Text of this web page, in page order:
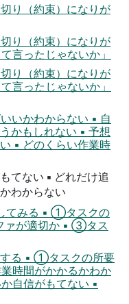
り（約束）になりが
り（約束）になりが
⾔ったじゃないか」
り（約束）になりが
⾔ったじゃないか」
いかわからない ▪ ⾃
かもしれない ▪ 予想
▪ どのくらい作業時
てない ▪ どれだけ追
わからない
てみる ▪ ①タスクの
ァが適切か ▪ ③タス
る ▪ ①タスクの所要
時間がかかるかわか
⾃信がもてない ▪